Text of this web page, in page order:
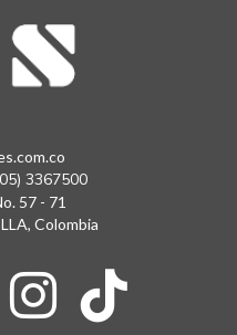
3367500
57 - 71
Colombia